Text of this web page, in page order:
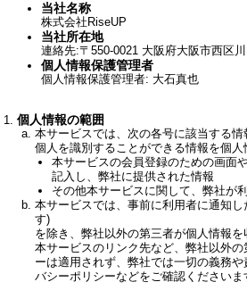
当社名称
株式会社RiseUP
当社所在地
連絡先:〒550-0021 大阪府大阪市西区
個人情報保護管理者
個人情報保護管理者: 大石真也
個人情報の範囲
本サービスでは、次の各号に該当する
個人を識別することができる情報を個人
本サービスの会員登録のための画面
記入し、弊社に提供された情報
その他本サービスに関して、弊社が
本サービスでは、事前に利用者に通知
す)
を除き、弊社以外の第三者が個人情報を
本サービスのリンク先など、弊社以外
ーは適用されず、弊社では一切の義務
バシーポリシーなどをご確認くださいま